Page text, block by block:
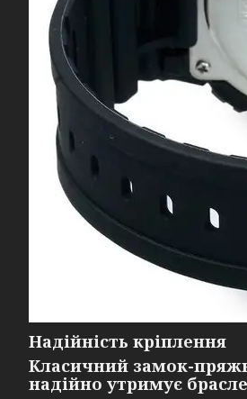
Надійність кріплення
Класичний замок-
надійно утримує